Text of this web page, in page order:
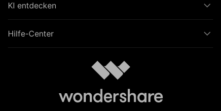
KI entdecken
Hilfe-Center